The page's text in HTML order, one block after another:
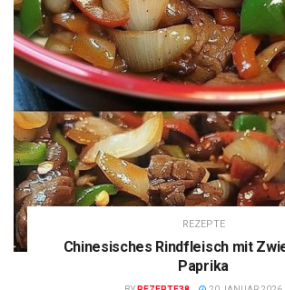
REZEPTE
Chinesisches Rindfleisch mit
Paprika